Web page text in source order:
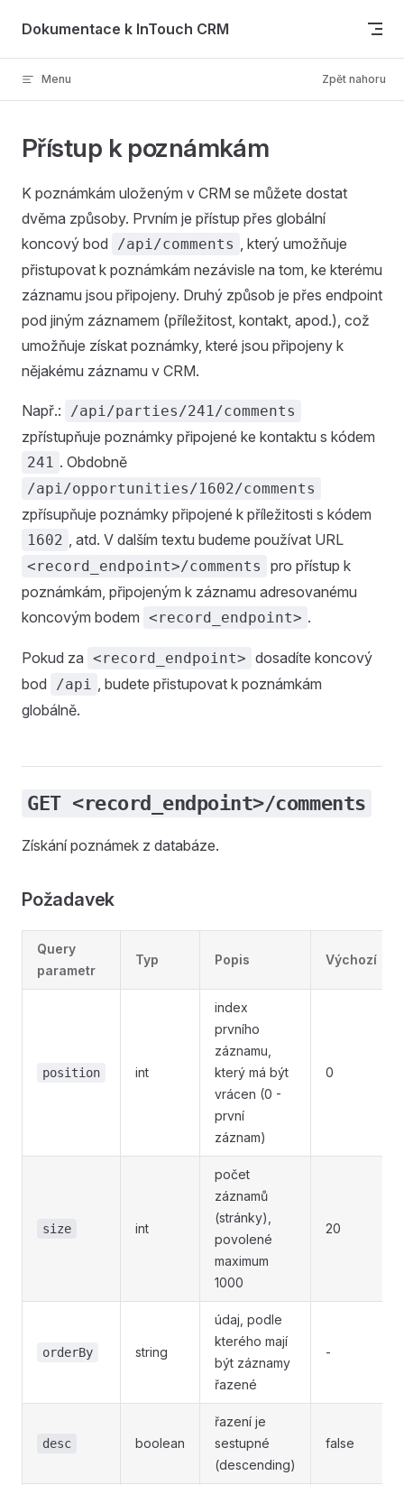
Skip to content
Dokumentace k InTouch CRM
Menu Zpět nahoru
Přístup k poznámkám
K poznámkám uloženým v CRM se můžete dostat
dvěma způsoby. Prvním je přístup přes globální
koncový bod
/api/comments , který umožňuje
přistupovat k poznámkám nezávisle na tom, ke kterému
záznamu jsou připojeny. Druhý způsob je přes endpoint
pod jiným záznamem (příležitost, kontakt, apod.), což
umožňuje získat poznámky, které jsou připojeny k
nějakému záznamu v CRM.
Např.: /api/parties/241/comments
zpřístupňuje poznámky připojené ke kontaktu s kódem
241 . Obdobně
/api/opportunities/1602/comments
zpřísupňuje poznámky připojené k příležitosti s kódem
1602 , atd. V dalším textu budeme používat URL
<record_endpoint>/comments
pro přístup k
poznámkám, připojeným k záznamu adresovanému
koncovým bodem <record_endpoint> .
Pokud za <record_endpoint> dosadíte koncový
bod
/api , budete přistupovat k poznámkám
globálně.
GET <record_endpoint>/comments
Získání poznámek z databáze.
Požadavek
Query
parametr
Typ Popis Výchozí
position int
index
prvního
záznamu,
který má být
vrácen (0 -
první
záznam)
0
size int
počet
záznamů
(stránky),
povolené
maximum
1000
20
orderBy string
údaj, podle
kterého mají
být záznamy
řazené
-
desc boolean
řazení je
sestupné
(descending)
false